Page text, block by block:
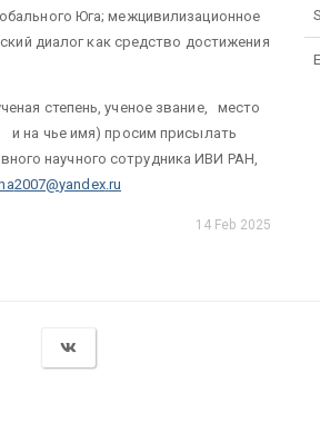
Юга; межцивилизационное
диалог как средство достижения
степень, ученое звание, место
на чье имя) просим присылать
научного сотрудника ИВИ РАН,
2007@yandex.ru
14 Feb 2025